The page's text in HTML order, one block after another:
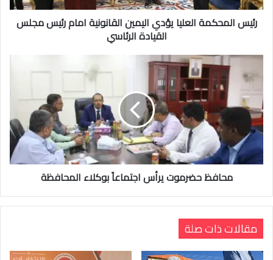
رئيس المحكمة العليا يؤدي اليمين القانونية امام رئيس مجلس
القيادة الرئاسي
محافظ حضرموت يرأس اجتماعاً بوكلاء المحافظة
مقالات ذات صلة